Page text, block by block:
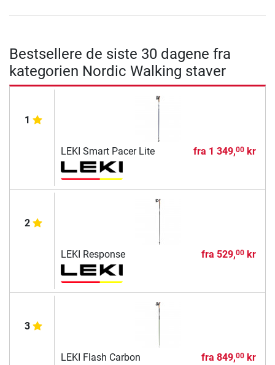
Bestsellere de siste 30 dagene fra
kategorien Nordic Walking staver
1
LEKI Smart Pacer Lite fra 1 349,00kr
2
LEKI Response fra 529,00kr
3
LEKI Flash Carbon fra 849,00kr